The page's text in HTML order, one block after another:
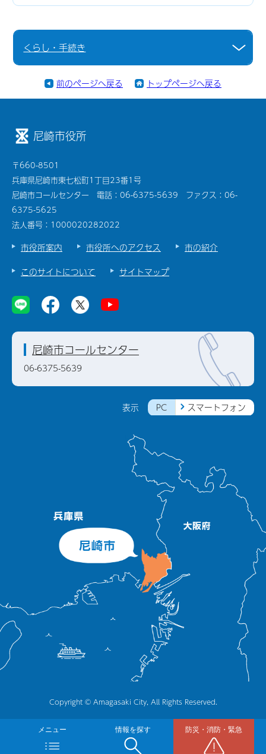
くらし・手続き
前のページへ戻る トップページへ戻る
メニュー 情報を探す 防災・消防・緊急
尼崎市役所
〒660-8501
兵庫県尼崎市東七松町1丁目23番1号
尼崎市コールセンター 電話：06-6375-5639 ファクス：06-
6375-5625
法人番号：1000020282022
市役所案内 市役所へのアクセス
市の紹介
このサイトについて
サイトマップ
表示 PC スマートフォン
尼崎市コールセンター
06-6375-5639
Copyright © Amagasaki City, All Rights Reserved.